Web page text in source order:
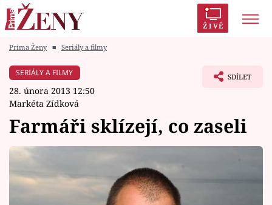
ŽIVĚ
Módní alarm
Témata
Celebrity
Prima Ženy ■ Seriály a filmy
SERIÁLY A FILMY
28. února 2013 12:50
Markéta Zídková
SDÍLET
Farmáři sklízejí, co zaseli